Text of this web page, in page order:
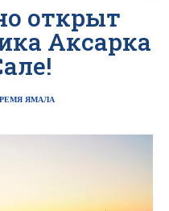
открыт
Аксарка
ЯМАЛА